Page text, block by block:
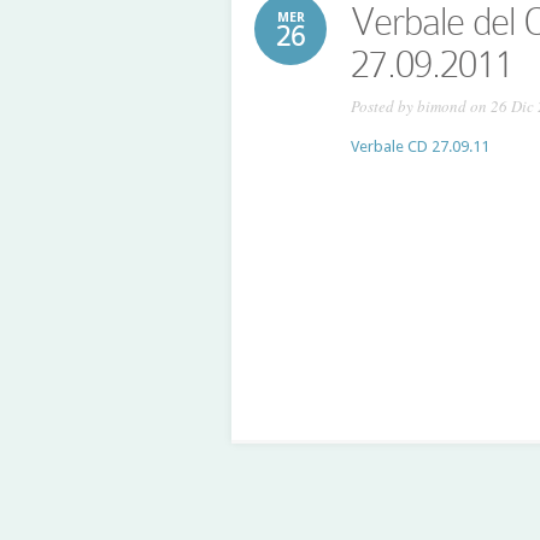
MER
26
Verbale del
27.09.2011
Posted bybimondon 26
Verbale CD 27.09.11